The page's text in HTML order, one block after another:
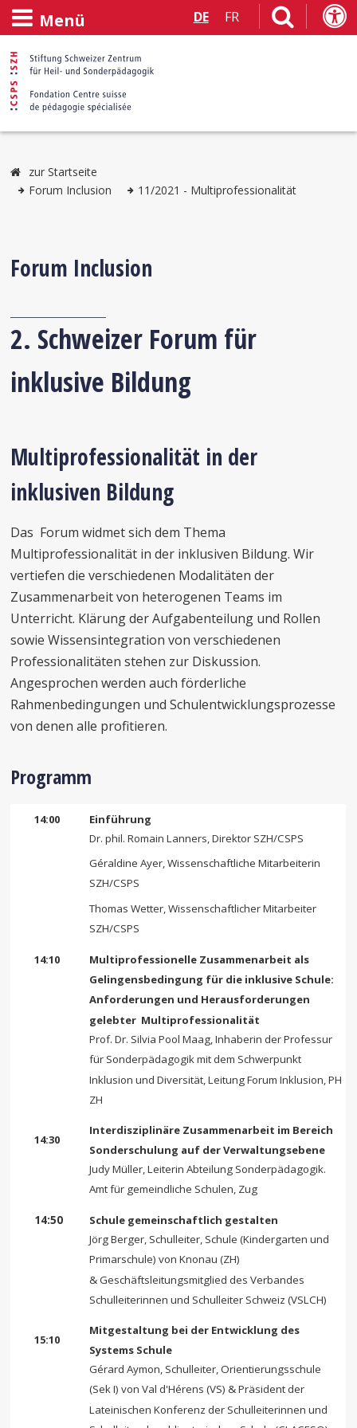
Menü DE FR
zur Startseite
Forum Inclusion
11/2021 - Multiprofessionalität
Forum Inclusion
2. Schweizer Forum für
inklusive Bildung
Multiprofessionalität in der
inklusiven Bildung
Das Forum widmet sich dem Thema
Multiprofessionalität in der inklusiven Bildung. Wir
vertiefen die verschiedenen Modalitäten der
Zusammenarbeit von heterogenen Teams im
Unterricht. Klärung der Aufgabenteilung und Rollen
sowie Wissensintegration von verschiedenen
Professionalitäten stehen zur Diskussion.
Angesprochen werden auch förderliche
Rahmenbedingungen und Schulentwicklungsprozesse
von denen alle profitieren.
Programm
14:00
Einführung
Dr. phil. Romain Lanners, Direktor SZH/CSPS
Géraldine Ayer, Wissenschaftliche Mitarbeiterin
SZH/CSPS
Thomas Wetter, Wissenschaftlicher Mitarbeiter
SZH/CSPS
14:10
Multiprofessionelle Zusammenarbeit als
Gelingensbedingung für die inklusive Schule:
Anforderungen und Herausforderungen
gelebter Multiprofessionalität
Prof. Dr. Silvia Pool Maag, Inhaberin der Professur
für Sonderpädagogik mit dem Schwerpunkt
Inklusion und Diversität, Leitung Forum Inklusion, PH
ZH
14:30
Interdisziplinäre Zusammenarbeit im Bereich
Sonderschulung auf der Verwaltungsebene
Judy Müller, Leiterin Abteilung Sonderpädagogik.
Amt für gemeindliche Schulen, Zug
14:50
Schule gemeinschaftlich gestalten
Jörg Berger, Schulleiter, Schule (Kindergarten und
Primarschule) von Knonau (ZH)
& Geschäftsleitungsmitglied des Verbandes
Schulleiterinnen und Schulleiter Schweiz (VSLCH)
15:10
Mitgestaltung bei der Entwicklung des
Systems Schule
Gérard Aymon, Schulleiter, Orientierungsschule
(Sek I) von Val d'Hérens (VS) & Präsident der
Lateinischen Konferenz der Schulleiterinnen und